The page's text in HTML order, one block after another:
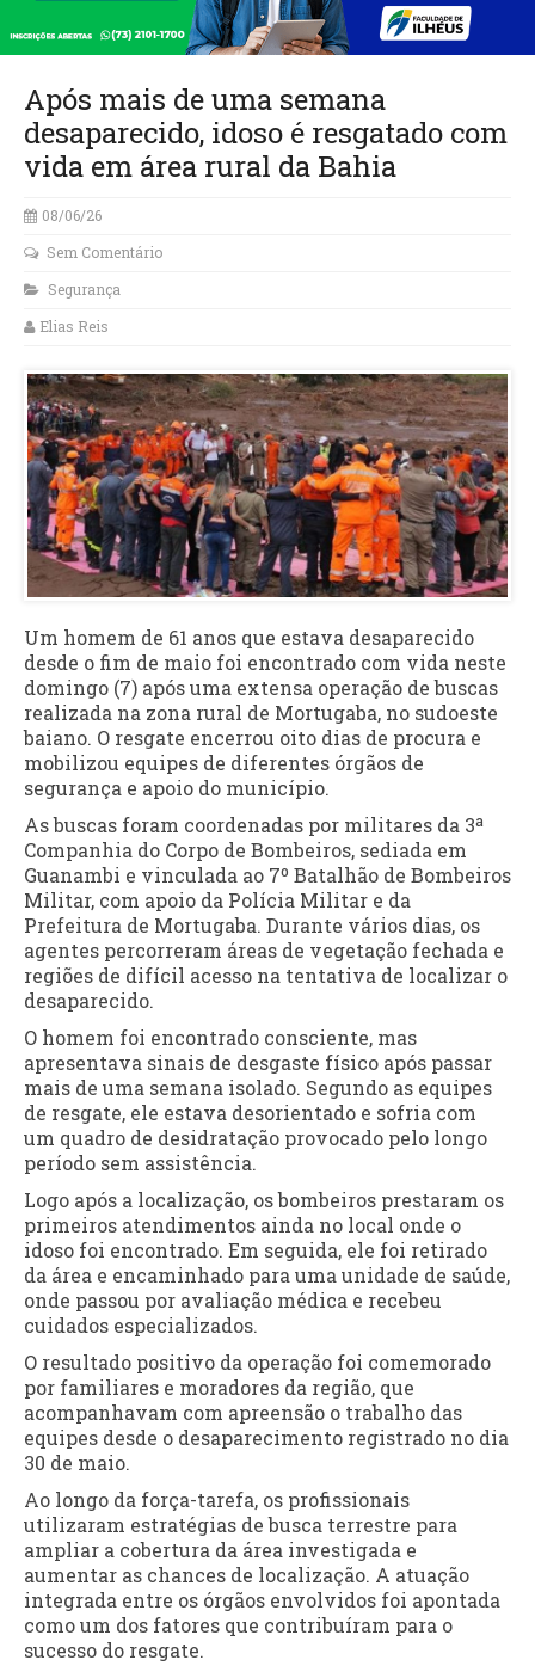
Após mais de uma semana
desaparecido, idoso é resgatado com
vida em área rural da Bahia
08/06/26
Sem Comentário
Segurança
Elias Reis
Um homem de 61 anos que estava desaparecido
desde o fim de maio foi encontrado com vida neste
domingo (7) após uma extensa operação de buscas
realizada na zona rural de Mortugaba, no sudoeste
baiano. O resgate encerrou oito dias de procura e
mobilizou equipes de diferentes órgãos de
segurança e apoio do município.
As buscas foram coordenadas por militares da 3ª
Companhia do Corpo de Bombeiros, sediada em
Guanambi e vinculada ao 7º Batalhão de Bombeiros
Militar, com apoio da Polícia Militar e da
Prefeitura de Mortugaba. Durante vários dias, os
agentes percorreram áreas de vegetação fechada e
regiões de difícil acesso na tentativa de localizar o
desaparecido.
O homem foi encontrado consciente, mas
apresentava sinais de desgaste físico após passar
mais de uma semana isolado. Segundo as equipes
de resgate, ele estava desorientado e sofria com
um quadro de desidratação provocado pelo longo
período sem assistência.
Logo após a localização, os bombeiros prestaram os
primeiros atendimentos ainda no local onde o
idoso foi encontrado. Em seguida, ele foi retirado
da área e encaminhado para uma unidade de saúde,
onde passou por avaliação médica e recebeu
cuidados especializados.
O resultado positivo da operação foi comemorado
por familiares e moradores da região, que
acompanhavam com apreensão o trabalho das
equipes desde o desaparecimento registrado no dia
30 de maio.
Ao longo da força-tarefa, os profissionais
utilizaram estratégias de busca terrestre para
ampliar a cobertura da área investigada e
aumentar as chances de localização. A atuação
integrada entre os órgãos envolvidos foi apontada
como um dos fatores que contribuíram para o
sucesso do resgate.